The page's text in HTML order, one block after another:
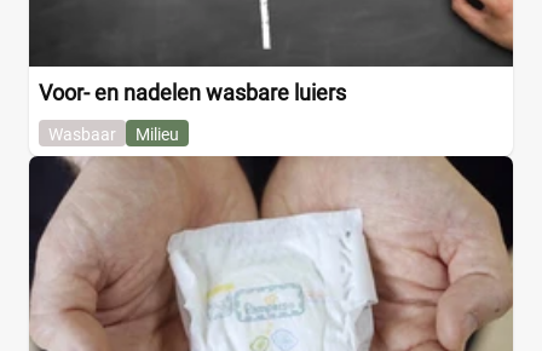
Voor- en nadelen wasbare luiers
Wasbaar Milieu